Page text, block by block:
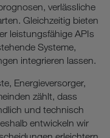
verlässliche
Gleichzeitig bieten
leistungsfähige APIs
Systeme,
integrieren lassen.
Energieversorger,
zählt, dass
und technisch
entwickeln wir